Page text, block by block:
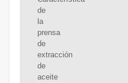
de
la
prensa
de
extracción
de
aceite